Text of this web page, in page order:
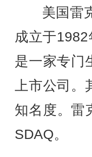
美国雷
成立于
是一家专门
上市公司
知名度。雷
SDAQ。